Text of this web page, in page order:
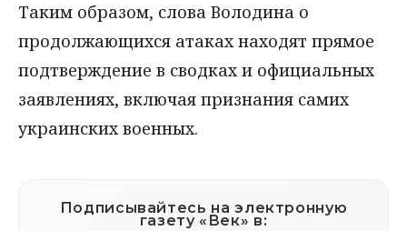
Таким образом, слова Володина о
продолжающихся атаках находят прямое
подтверждение в сводках и официальных
заявлениях, включая признания самих
украинских военных.
Подписывайтесь на электронную
газету «Век» в: